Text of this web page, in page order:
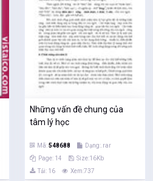
Những vấn đề chung của
tâm lý học
Mã:548688
Dạng:.rar
Page: 14
Size:16Kb
Tải: 16
Xem:737